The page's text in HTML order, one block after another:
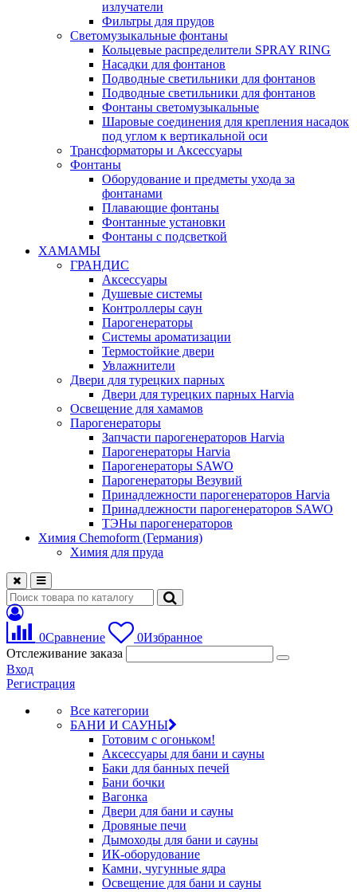
излучатели
Фильтры для прудов
Светомузыкальные фонтаны
Кольцевые распределители SPRAY RING
Насадки для фонтанов
Подводные светильники для фонтанов
Подводные светильники для фонтанов
Фонтаны светомузыкальные
Шаровые соединения для крепления насадок
под углом к вертикальной оси
Трансформаторы и Аксессуары
Фонтаны
Оборудование и предметы ухода за
фонтанами
Плавающие фонтаны
Фонтанные установки
Фонтаны с подсветкой
ХАМАМЫ
ГРАНДИС
Аксессуары
Душевые системы
Контроллеры саун
Парогенераторы
Системы ароматизации
Термостойкие двери
Увлажнители
Двери для турецких парных
Двери для турецких парных Harvia
Освещение для хамамов
Парогенераторы
Запчасти парогенераторов Harvia
Парогенераторы Harvia
Парогенераторы SAWO
Парогенераторы Везувий
Принадлежности парогенераторов Harvia
Принадлежности парогенераторов SAWO
ТЭНы парогенераторов
Химия Chemoform (Германия)
Химия для пруда
0Сравнение 0Избранное
Отслеживание заказа
Вход
Регистрация
Все категории
БАНИ И САУНЫ
Готовим с огоньком!
Аксессуары для бани и сауны
Баки для банных печей
Бани бочки
Вагонка
Двери для бани и сауны
Дровяные печи
Дымоходы для бани и сауны
ИК-оборудование
Камни, чугунные ядра
Освещение для бани и сауны